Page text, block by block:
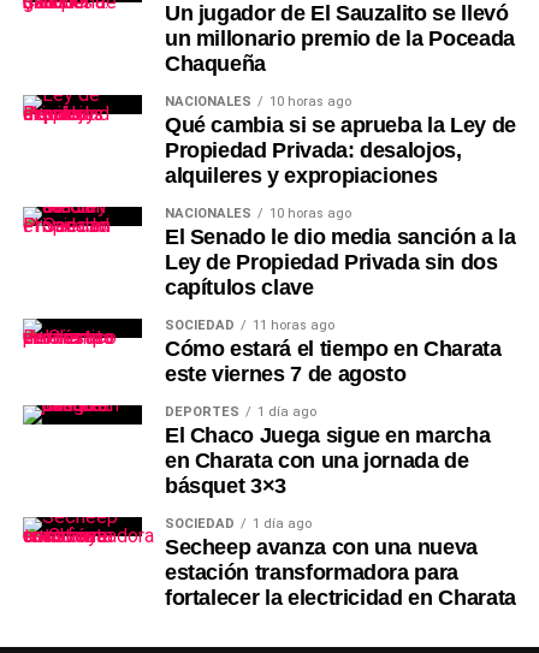
Un jugador de El Sauzalito se llevó
un millonario premio de la Poceada
Chaqueña
NACIONALES 10 horas ago
Qué cambia si se aprueba la Ley de
Propiedad Privada: desalojos,
alquileres y expropiaciones
NACIONALES 10 horas ago
El Senado le dio media sanción a la
Ley de Propiedad Privada sin dos
capítulos clave
SOCIEDAD 11 horas ago
Cómo estará el tiempo en Charata
este viernes 7 de agosto
DEPORTES 1 día ago
El Chaco Juega sigue en marcha
en Charata con una jornada de
básquet 3×3
SOCIEDAD 1 día ago
Secheep avanza con una nueva
estación transformadora para
fortalecer la electricidad en Charata